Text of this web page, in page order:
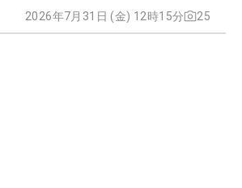
2026年7月31日 (金) 12時15分 25